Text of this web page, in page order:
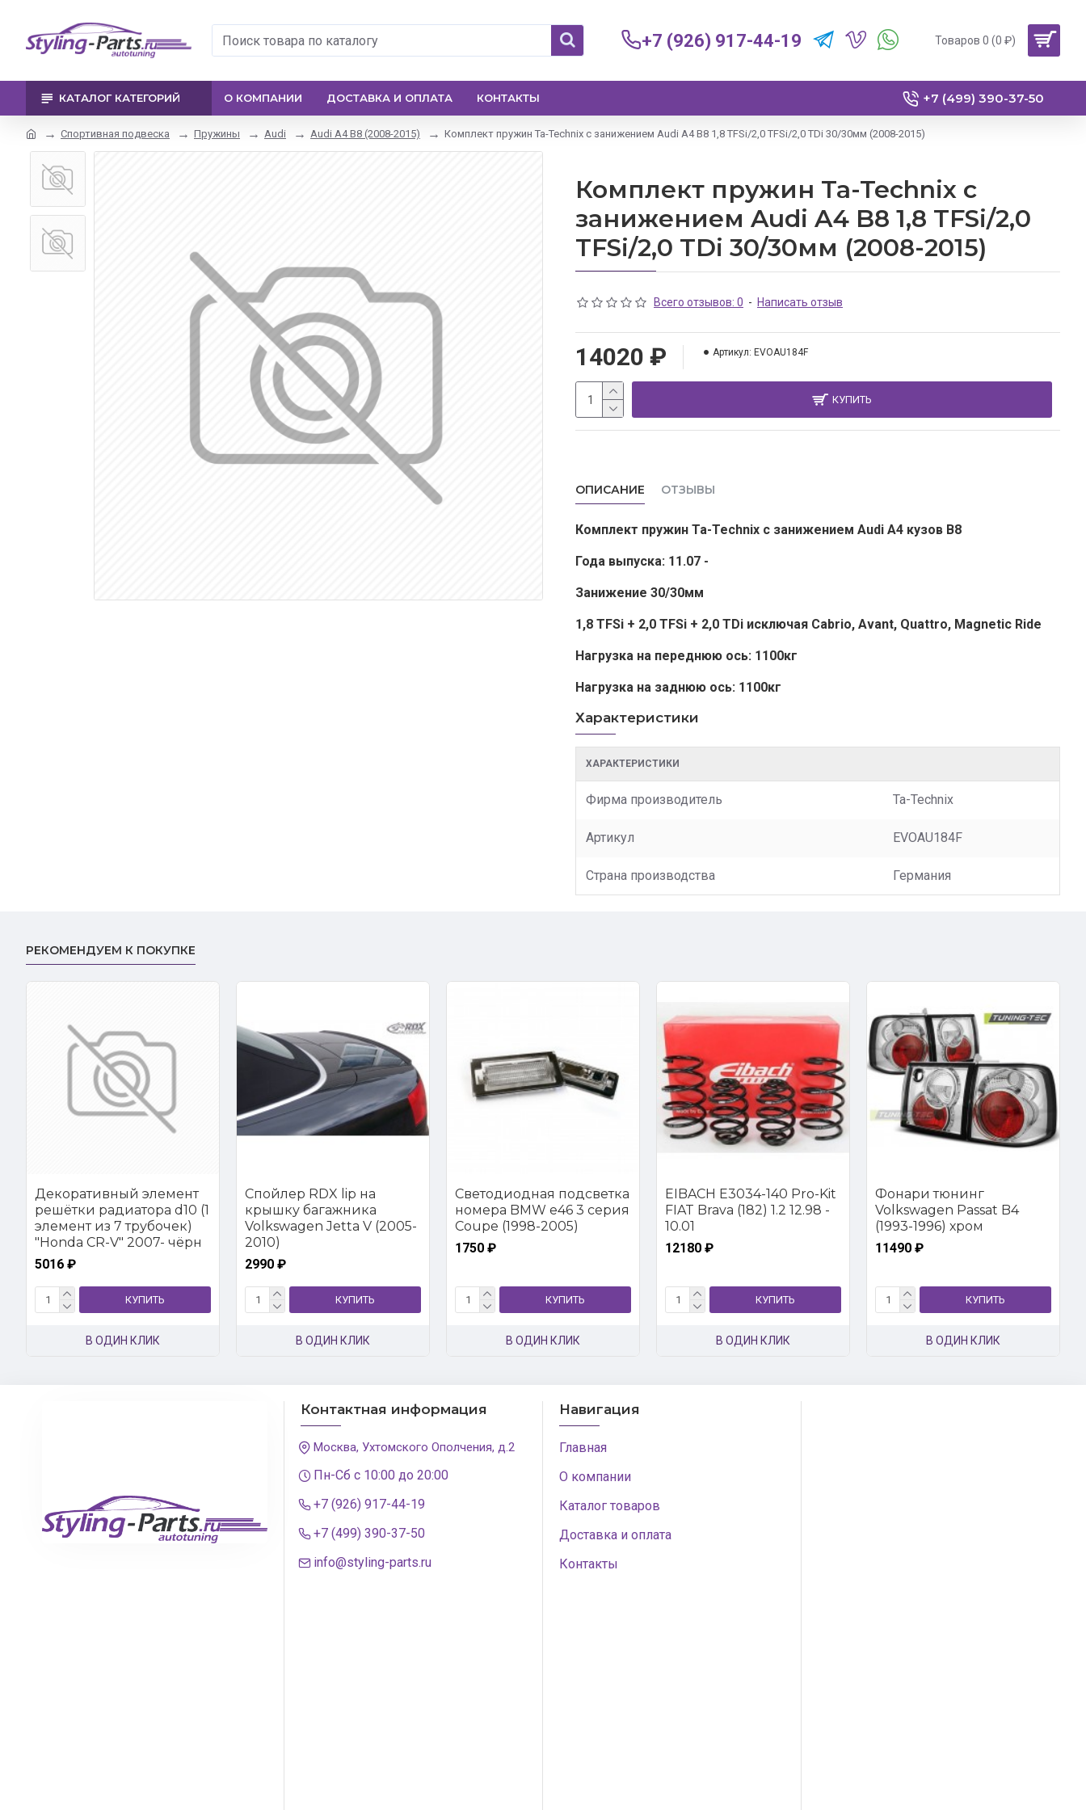
+7 (926) 917-44-19 Товаров 0 (0 ₽)
КАТАЛОГ КАТЕГОРИЙ О КОМПАНИИ ДОСТАВКА И ОПЛАТА КОНТАКТЫ +7 (499) 390-37-50
Спортивная подвеска Пружины Audi Audi A4 B8 (2008-2015) Комплект пружин Ta-Technix с занижением Audi A4 B8 1,8 TFSi/2,0 TFSi/2,0 TDi 30/30мм (2008-2015)
Комплект пружин Ta-Technix с
занижением Audi A4 B8 1,8 TFSi/2,0
TFSi/2,0 TDi 30/30мм (2008-2015)
Всего отзывов: 0 - Написать отзыв
14020 ₽ Артикул: EVOAU184F
КУПИТЬ
ОПИСАНИЕ ОТЗЫВЫ
Комплект пружин Ta-Technix с занижением Audi A4 кузов B8
Года выпуска: 11.07 -
Занижение 30/30мм
1,8 TFSi + 2,0 TFSi + 2,0 TDi исключая Cabrio, Avant, Quattro, Magnetic Ride
Нагрузка на переднюю ось: 1100кг
Нагрузка на заднюю ось: 1100кг
Характеристики
ХАРАКТЕРИСТИКИ
Фирма производитель Ta-Technix
Артикул EVOAU184F
Страна производства Германия
РЕКОМЕНДУЕМ К ПОКУПКЕ
Декоративный элемент
решётки радиатора d10 (1
элемент из 7 трубочек)
"Honda CR-V" 2007- чёрн
5016 ₽
КУПИТЬ
В ОДИН КЛИК
Спойлер RDX lip на
крышку багажника
Volkswagen Jetta V (2005-
2010)
2990 ₽
КУПИТЬ
В ОДИН КЛИК
Светодиодная подсветка
номера BMW e46 3 серия
Coupe (1998-2005)
1750 ₽
КУПИТЬ
В ОДИН КЛИК
EIBACH E3034-140 Pro-Kit
FIAT Brava (182) 1.2 12.98 -
10.01
12180 ₽
КУПИТЬ
В ОДИН КЛИК
Фонари тюнинг
Volkswagen Passat B4
(1993-1996) хром
11490 ₽
КУПИТЬ
В ОДИН КЛИК
Контактная информация
Москва, Ухтомского Ополчения, д.2
Пн-Сб с 10:00 до 20:00
+7 (926) 917-44-19
+7 (499) 390-37-50
info@styling-parts.ru
Навигация
Главная
О компании
Каталог товаров
Доставка и оплата
Контакты